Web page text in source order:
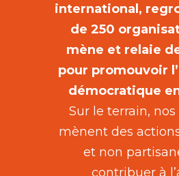
international,
de 250
mène et relaie
pour promouvoir
démocratique
Sur le terrain,
mènent des
et non
contribuer à